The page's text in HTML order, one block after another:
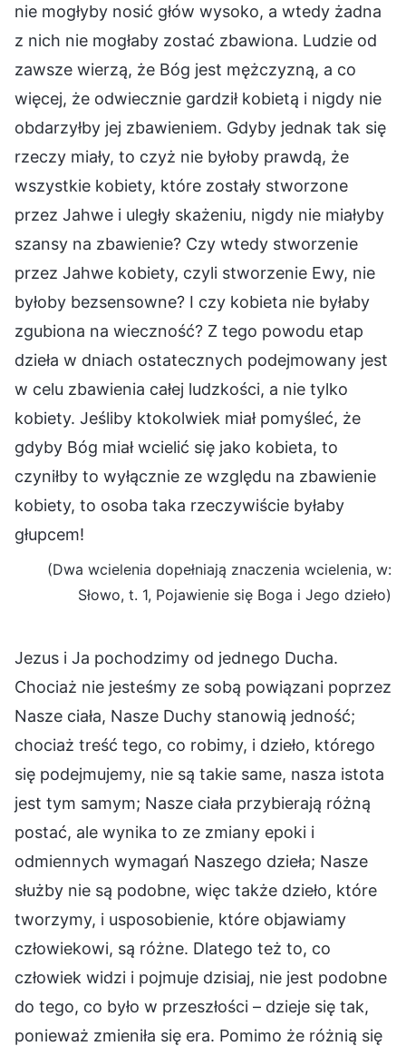
nie mogłyby nosić głów wysoko, a wtedy żadna
z nich nie mogłaby zostać zbawiona. Ludzie od
zawsze wierzą, że Bóg jest mężczyzną, a co
więcej, że odwiecznie gardził kobietą i nigdy nie
obdarzyłby jej zbawieniem. Gdyby jednak tak się
rzeczy miały, to czyż nie byłoby prawdą, że
wszystkie kobiety, które zostały stworzone
przez Jahwe i uległy skażeniu, nigdy nie miałyby
szansy na zbawienie? Czy wtedy stworzenie
przez Jahwe kobiety, czyli stworzenie Ewy, nie
byłoby bezsensowne? I czy kobieta nie byłaby
zgubiona na wieczność? Z tego powodu etap
dzieła w dniach ostatecznych podejmowany jest
w celu zbawienia całej ludzkości, a nie tylko
kobiety. Jeśliby ktokolwiek miał pomyśleć, że
gdyby Bóg miał wcielić się jako kobieta, to
czyniłby to wyłącznie ze względu na zbawienie
kobiety, to osoba taka rzeczywiście byłaby
głupcem!
(Dwa wcielenia dopełniają znaczenia wcielenia, w:
Słowo, t. 1, Pojawienie się Boga i Jego dzieło)
Jezus i Ja pochodzimy od jednego Ducha.
Chociaż nie jesteśmy ze sobą powiązani poprzez
Nasze ciała, Nasze Duchy stanowią jedność;
chociaż treść tego, co robimy, i dzieło, którego
się podejmujemy, nie są takie same, nasza istota
jest tym samym; Nasze ciała przybierają różną
postać, ale wynika to ze zmiany epoki i
odmiennych wymagań Naszego dzieła; Nasze
służby nie są podobne, więc także dzieło, które
tworzymy, i usposobienie, które objawiamy
człowiekowi, są różne. Dlatego też to, co
człowiek widzi i pojmuje dzisiaj, nie jest podobne
do tego, co było w przeszłości – dzieje się tak,
ponieważ zmieniła się era. Pomimo że różnią się